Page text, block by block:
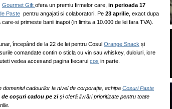
Gourmet Gift ofera un premiu firmelor care, in perioada 17
Paste pentru angajati si colaboratori. Pe 23 aprilie , exact dupa
si primeste banii inapoi (in limita a 10.000 de lei fara TVA).
începând de la 22 de lei pentru Cosul Orange Snack și
comandate contin o sticla cu vin sau whiskey, dulciuri, icre
vedea accesand pagina fiecarui cos in parte.
cadourilor la nivel de corporație, echipa Cosuri Paste
de coșuri cadou pe ziși oferă livrări prioritizate pentru toate